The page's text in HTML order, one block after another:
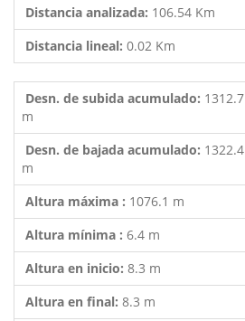
Distancia analizada: 106.54 Km
Distancia lineal: 0.02 Km
Desn. de subida acumulado: 1312.7
m
Desn. de bajada acumulado: 1322.4
m
Altura máxima : 1076.1 m
Altura mínima : 6.4 m
Altura en inicio: 8.3 m
Altura en final: 8.3 m